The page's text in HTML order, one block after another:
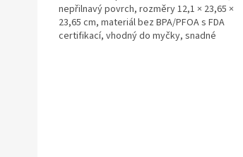
nepřilnavý povrch, rozměry 12,1 × 23,65 ×
23,65 cm, materiál bez BPA/PFOA s FDA
certifikací, vhodný do myčky, snadné